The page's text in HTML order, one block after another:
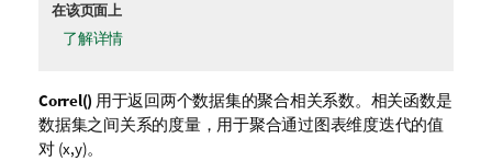
在该页面上
了解详情
Correl() 用于返回两个数据集的聚合相关系数。相关函数是
数据集之间关系的度量，用于聚合通过图表维度迭代的值
对 (x,y)。